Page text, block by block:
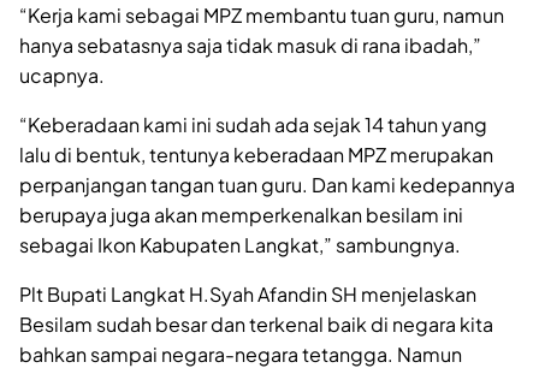
“Kerja kami sebagai MPZ membantu tuan guru, namun
hanya sebatasnya saja tidak masuk di rana ibadah,”
ucapnya.
“Keberadaan kami ini sudah ada sejak 14 tahun yang
lalu di bentuk, tentunya keberadaan MPZ merupakan
perpanjangan tangan tuan guru. Dan kami kedepannya
berupaya juga akan memperkenalkan besilam ini
sebagai Ikon Kabupaten Langkat,” sambungnya.
Plt Bupati Langkat H.Syah Afandin SH menjelaskan
Besilam sudah besar dan terkenal baik di negara kita
bahkan sampai negara-negara tetangga. Namun